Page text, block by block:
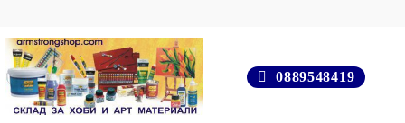
0889548419